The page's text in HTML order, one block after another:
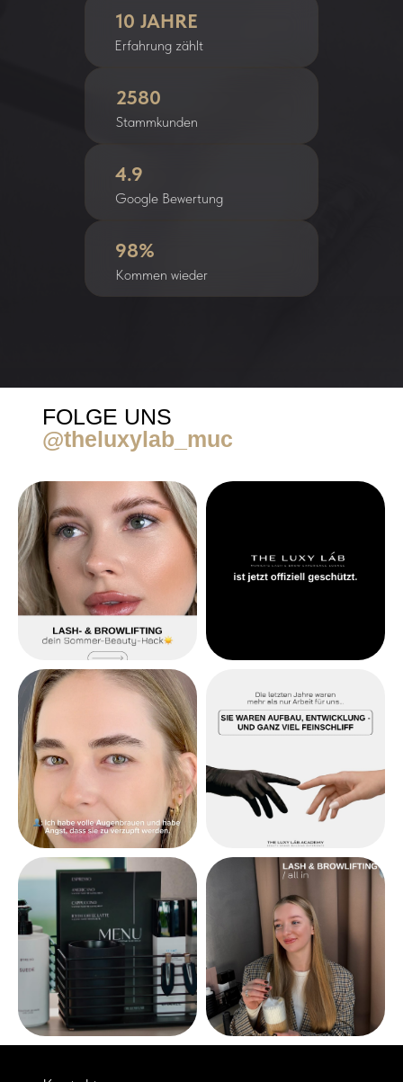
10 JAHRE
Erfahrung zählt
2580
Stammkunden
4.9
Google Bewertung
98%
Kommen wieder
FOLGE UNS
@theluxylab_muc